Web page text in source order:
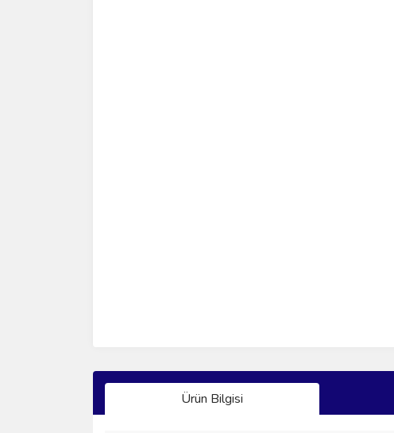
Ürün Bilgisi